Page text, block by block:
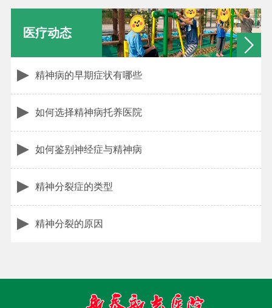
医疗动态
精神病的早期症状有哪些
如何选择精神病托养医院
如何鉴别神经症与精神病
精神分裂症的类型
精神分裂的原因